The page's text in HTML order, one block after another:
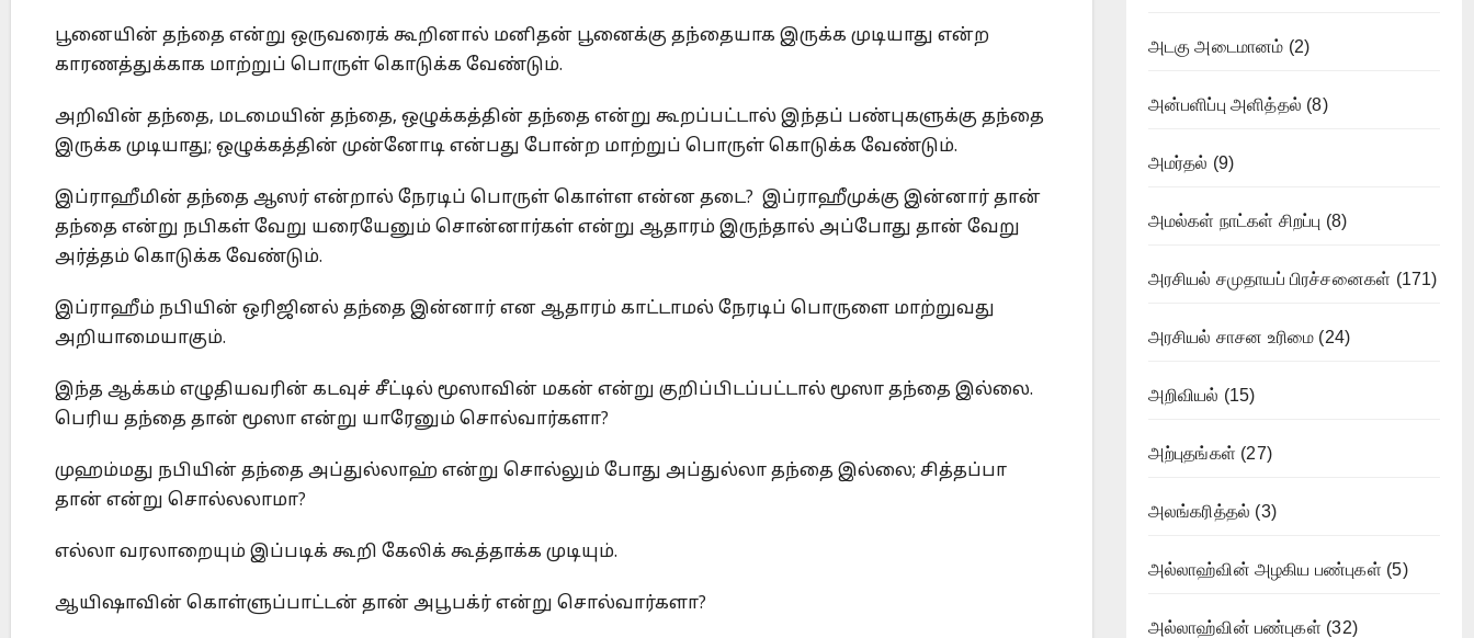
பூனையின் தந்தை என்று ஒருவரைக் கூறினால் மனிதன் பூனைக்கு தந்தையாக இருக்க முடியாது என்ற
காரணத்துக்காக மாற்றுப் பொருள் கொடுக்க வேண்டும்.
அறிவின் தந்தை, மடமையின் தந்தை, ஒழுக்கத்தின் தந்தை என்று கூறப்பட்டால் இந்தப் பண்புகளுக்கு தந்தை
இருக்க முடியாது; ஒழுக்கத்தின் முன்னோடி என்பது போன்ற மாற்றுப் பொருள் கொடுக்க வேண்டும்.
இப்ராஹீமின் தந்தை ஆஸர் என்றால் நேரடிப் பொருள் கொள்ள என்ன தடை? இப்ராஹீமுக்கு இன்னார் தான்
தந்தை என்று நபிகள் வேறு யரையேனும் சொன்னார்கள் என்று ஆதாரம் இருந்தால் அப்போது தான் வேறு
அர்த்தம் கொடுக்க வேண்டும்.
இப்ராஹீம் நபியின் ஒரிஜினல் தந்தை இன்னார் என ஆதாரம் காட்டாமல் நேரடிப் பொருளை மாற்றுவது
அறியாமையாகும்.
இந்த ஆக்கம் எழுதியவரின் கடவுச் சீட்டில் மூஸாவின் மகன் என்று குறிப்பிடப்பட்டால் மூஸா தந்தை இல்லை.
பெரிய தந்தை தான் மூஸா என்று யாரேனும் சொல்வார்களா?
முஹம்மது நபியின் தந்தை அப்துல்லாஹ் என்று சொல்லும் போது அப்துல்லா தந்தை இல்லை; சித்தப்பா
தான் என்று சொல்லலாமா?
எல்லா வரலாறையும் இப்படிக் கூறி கேலிக் கூத்தாக்க முடியும்.
ஆயிஷாவின் கொள்ளுப்பாட்டன் தான் அபூபக்ர் என்று சொல்வார்களா?
அடகு அடைமானம் (2)
அன்பளிப்பு அளித்தல் (8)
அமர்தல் (9)
அமல்கள் நாட்கள் சிறப்பு (8)
அரசியல் சமுதாயப் பிரச்சனைகள் (171)
அரசியல் சாசன உரிமை (24)
அறிவியல் (15)
அற்புதங்கள் (27)
அலங்கரித்தல் (3)
அல்லாஹ்வின் அழகிய பண்புகள் (5)
அல்லாஹ்வின் பண்புகள் (32)